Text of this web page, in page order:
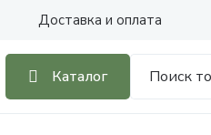
Доставка и оплата
Каталог